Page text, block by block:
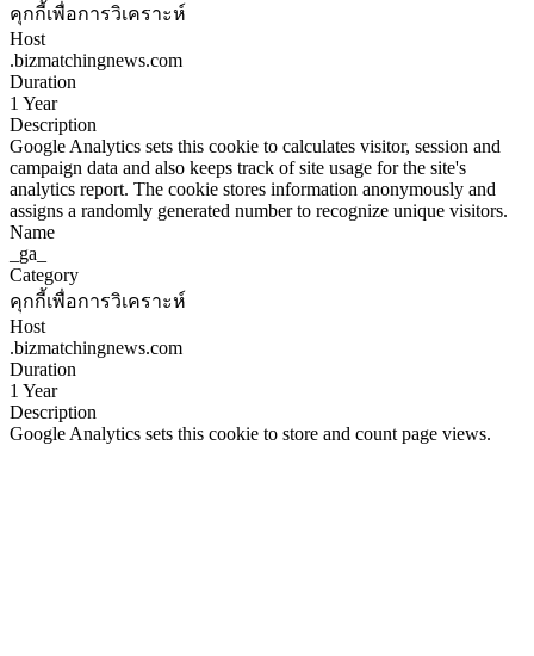
คุกกี้เพื่อการวิเคราะห์
Host
.bizmatchingnews.com
Duration
1 Year
Description
Google Analytics sets this cookie to calculates visitor, session and
campaign data and also keeps track of site usage for the site's
analytics report. The cookie stores information anonymously and
assigns a randomly generated number to recognize unique visitors.
Name
_ga_
Category
คุกกี้เพื่อการวิเคราะห์
Host
.bizmatchingnews.com
Duration
1 Year
Description
Google Analytics sets this cookie to store and count page views.